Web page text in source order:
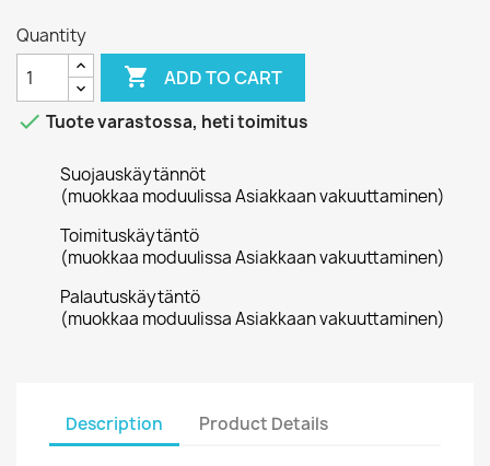
Quantity
 ADD TO CART
 Tuote varastossa, heti toimitus
Suojauskäytännöt
(muokkaa moduulissa Asiakkaan vakuuttaminen)
Toimituskäytäntö
(muokkaa moduulissa Asiakkaan vakuuttaminen)
Palautuskäytäntö
(muokkaa moduulissa Asiakkaan vakuuttaminen)
Description Product Details